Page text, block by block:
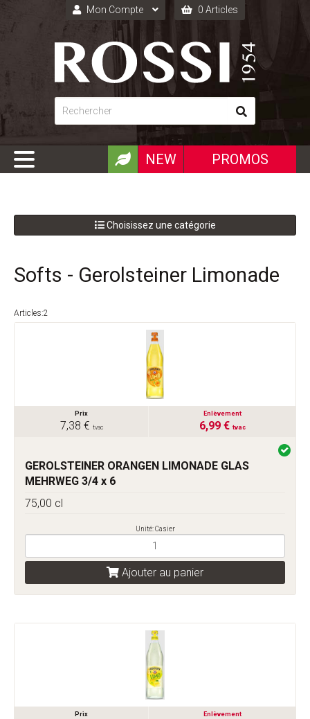
Mon Compte
Connexion
Inscription
0 Articles
PROMOS
NEW
Choisissez une catégorie
Softs - Gerolsteiner Limonade
Articles:2
Prix
7,38 € tvac
Enlèvement
6,99 € tvac
GEROLSTEINER ORANGEN LIMONADE GLAS
MEHRWEG 3/4 x 6
75,00 cl
Unité: Casier
Ajouter au panier
Prix Enlèvement